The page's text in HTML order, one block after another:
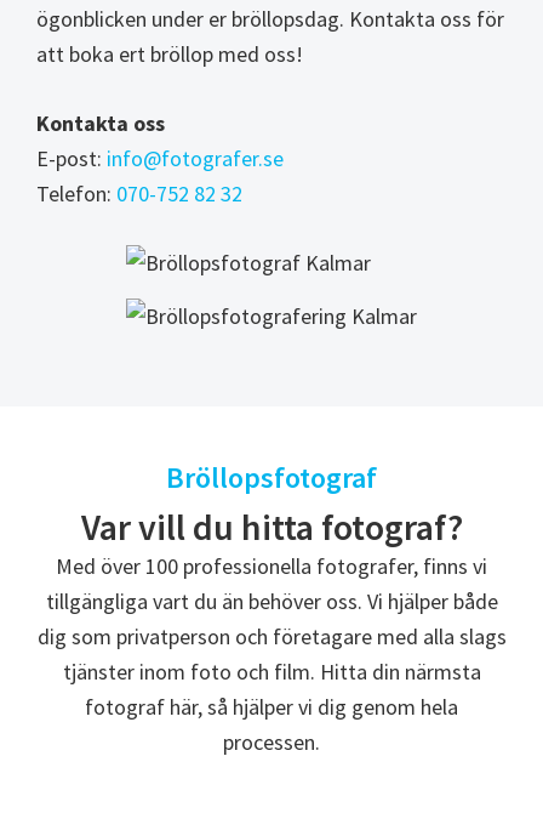
ögonblicken under er bröllopsdag. Kontakta oss för
att boka ert bröllop med oss!
Kontakta oss
E-post: info@fotografer.se
Telefon: 070-752 82 32
Bröllopsfotograf
Var vill du hitta fotograf?
Med över 100 professionella fotografer, finns vi
tillgängliga vart du än behöver oss. Vi hjälper både
dig som privatperson och företagare med alla slags
tjänster inom foto och film. Hitta din närmsta
fotograf här, så hjälper vi dig genom hela
processen.